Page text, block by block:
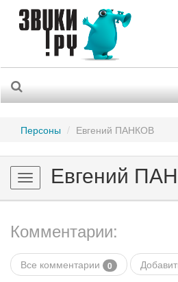
Персоны Евгений ПАНКОВ
Toggle
navigation
Евгений
Комментарии:
Все комментарии 0